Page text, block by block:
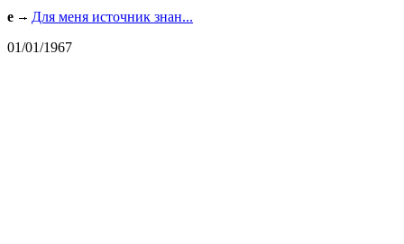
e
Для меня источник знан...
01/01/1967